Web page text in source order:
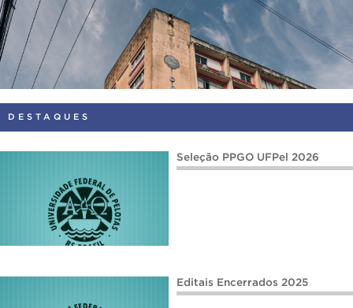
OUVIDORIA
PORTARIAS
TELEFONES
DESTAQUES
Seleção PPGO UFPel 2026
Editais Encerrados 2025